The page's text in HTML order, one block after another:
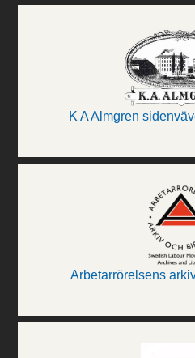
K A Almgren
Arbetarrörelsens